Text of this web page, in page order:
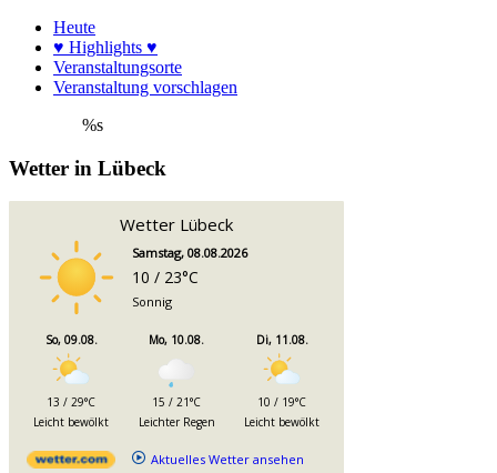
Heute
♥ Highlights ♥
Veranstaltungsorte
Veranstaltung vorschlagen
%s
Wetter in Lübeck
Wetter Lübeck
Samstag, 08.08.2026
10 / 23°C
Sonnig
So, 09.08.
13 / 29°C
Leicht bewölkt
Mo, 10.08.
15 / 21°C
Leichter Regen
Di, 11.08.
10 / 19°C
Leicht bewölkt
Aktuelles Wetter ansehen